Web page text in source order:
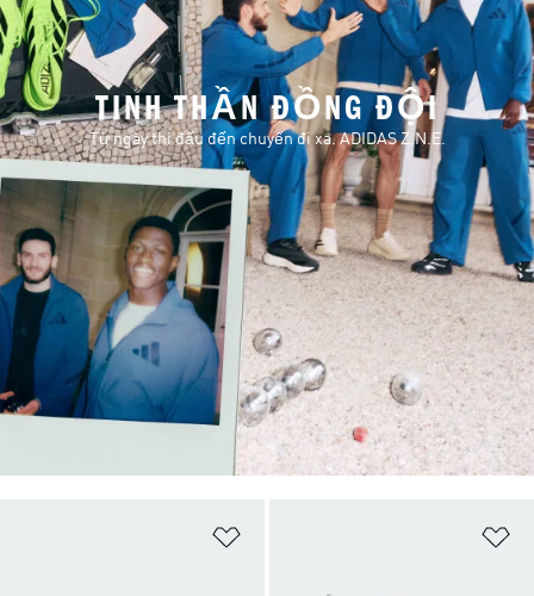
TINH THẦN ĐỒNG ĐỘI
Từ ngày thi đấu đến chuyến đi xa. ADIDAS Z.N.E.